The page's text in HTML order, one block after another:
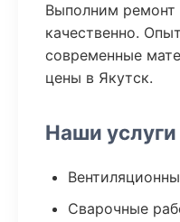
Выполним ремонт
качественно.
современные
цены в Якутск.
Наши услуги
Сварочные